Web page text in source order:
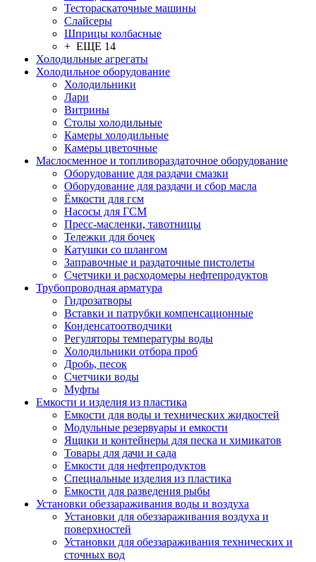
Тестораскаточные машины
Слайсеры
Шприцы колбасные
+ ЕЩЕ 14
Холодильные агрегаты
Холодильное оборудование
Холодильники
Лари
Витрины
Столы холодильные
Камеры холодильные
Камеры цветочные
Маслосменное и топливораздаточное оборудование
Оборудование для раздачи смазки
Оборудование для раздачи и сбор масла
Ёмкости для гсм
Насосы для ГСМ
Пресс-масленки, тавотницы
Тележки для бочек
Катушки со шлангом
Заправочные и раздаточные пистолеты
Счетчики и расходомеры нефтепродуктов
Трубопроводная арматура
Гидрозатворы
Вставки и патрубки компенсационные
Конденсатоотводчики
Регуляторы температуры воды
Холодильники отбора проб
Дробь, песок
Счетчики воды
Муфты
Емкости и изделия из пластика
Емкости для воды и технических жидкостей
Модульные резервуары и емкости
Ящики и контейнеры для песка и химикатов
Товары для дачи и сада
Емкости для нефтепродуктов
Специальные изделия из пластика
Емкости для разведения рыбы
Установки обеззараживания воды и воздуха
Установки для обеззараживания воздуха и
поверхностей
Установки для обеззараживания технических и
сточных вод